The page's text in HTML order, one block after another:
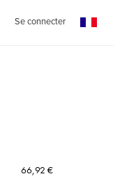
Se connecter
66,92 €